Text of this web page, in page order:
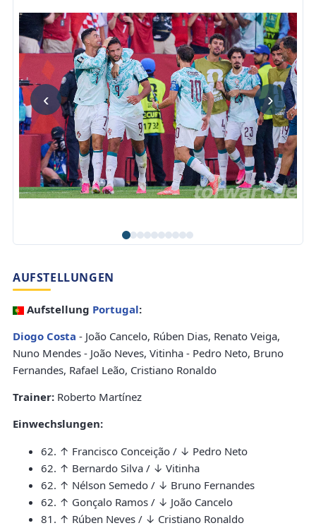
‹ ›
AUFSTELLUNGEN
Aufstellung Portugal:
Diogo Costa - João Cancelo, Rúben Dias, Renato Veiga,
Nuno Mendes - João Neves, Vitinha - Pedro Neto, Bruno
Fernandes, Rafael Leão, Cristiano Ronaldo
Trainer: Roberto Martínez
Einwechslungen:
62. ↑ Francisco Conceição / ↓ Pedro Neto
62. ↑ Bernardo Silva / ↓ Vitinha
62. ↑ Nélson Semedo / ↓ Bruno Fernandes
62. ↑ Gonçalo Ramos / ↓ João Cancelo
81. ↑ Rúben Neves / ↓ Cristiano Ronaldo